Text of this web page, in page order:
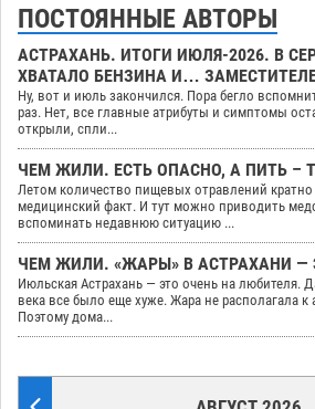
ПОСТОЯННЫЕ АВТОРЫ
АСТРАХАНЬ. ИТОГИ ИЮЛЯ-2026. В
ХВАТАЛО БЕНЗИНА И…
Ну, вот и июль закончился. Пора бегло
раз. Нет, все главные атрибуты и симптомы
открыли, спли...
ЧЕМ ЖИЛИ. ЕСТЬ ОПАСНО, А ПИТЬ –
Летом количество пищевых отравлений кратно
медицинский факт. И тут можно приводить
вспоминать недавнюю ситуацию ...
ЧЕМ ЖИЛИ. «ЖАРЫ» В АСТРАХАНИ —
Июльская Астрахань — это очень на любителя.
века все было еще хуже. Жара не располагала к
Поэтому дома...